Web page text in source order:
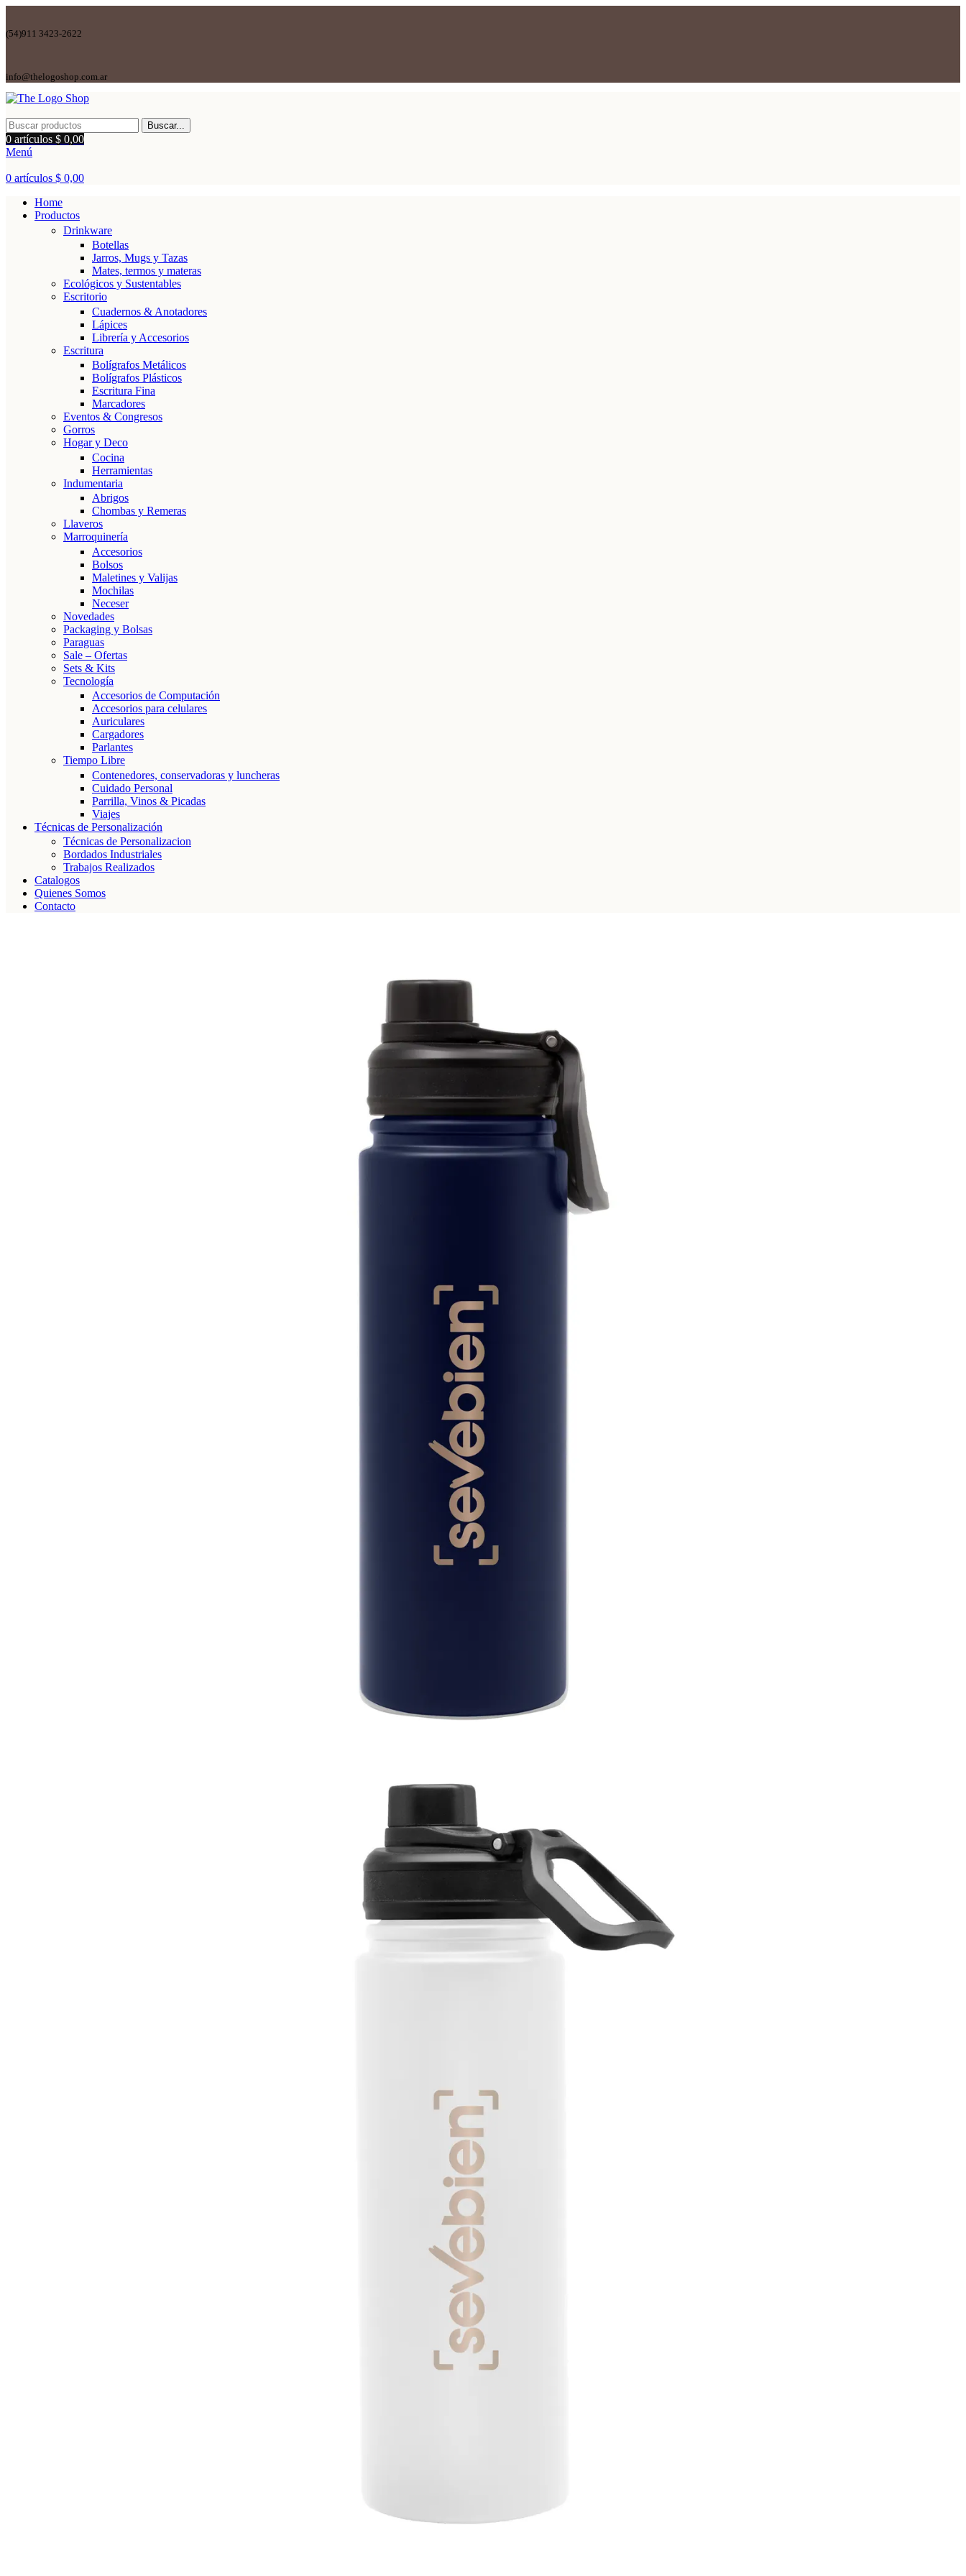
(54)911 3423-2622
info@thelogoshop.com.ar
Buscar...
0 artículos $ 0,00
Menú
0 artículos $ 0,00
Home
Productos
Drinkware
Botellas
Jarros, Mugs y Tazas
Mates, termos y materas
Ecológicos y Sustentables
Escritorio
Cuadernos & Anotadores
Lápices
Librería y Accesorios
Escritura
Bolígrafos Metálicos
Bolígrafos Plásticos
Escritura Fina
Marcadores
Eventos & Congresos
Gorros
Hogar y Deco
Cocina
Herramientas
Indumentaria
Abrigos
Chombas y Remeras
Llaveros
Marroquinería
Accesorios
Bolsos
Maletines y Valijas
Mochilas
Neceser
Novedades
Packaging y Bolsas
Paraguas
Sale – Ofertas
Sets & Kits
Tecnología
Accesorios de Computación
Accesorios para celulares
Auriculares
Cargadores
Parlantes
Tiempo Libre
Contenedores, conservadoras y luncheras
Cuidado Personal
Parrilla, Vinos & Picadas
Viajes
Técnicas de Personalización
Técnicas de Personalizacion
Bordados Industriales
Trabajos Realizados
Catalogos
Quienes Somos
Contacto